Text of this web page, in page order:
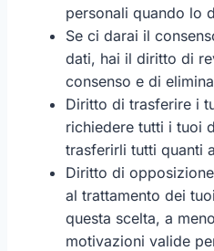
personali quando lo
Se ci darai il
dati, hai il diritto di
consenso e di
Diritto di trasferire i
richiedere tutti i tuoi
trasferirli tutti quanti
Diritto di
al trattamento dei
questa scelta, a
motivazioni valide